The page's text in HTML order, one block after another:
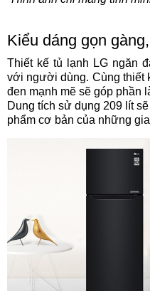
Kiểu dáng gọn
Thiết kế tủ lạnh LG ngăn
với người dùng. Cùng thiết
đen mạnh mẽ sẽ góp phần
Dung tích sử dụng 209 lít
phẩm cơ bản của những